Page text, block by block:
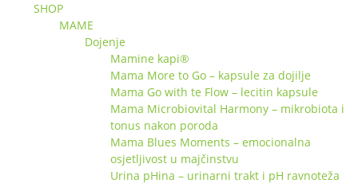
SHOP
MAME
Dojenje
Mamine kapi®
Mama More to Go – kapsule za dojilje
Mama Go with te Flow – lecitin kapsule
Mama Microbiovital Harmony – mikrobiota i
tonus nakon poroda
Mama Blues Moments – emocionalna
osjetljivost u majčinstvu
Urina pHina – urinarni trakt i pH ravnoteža